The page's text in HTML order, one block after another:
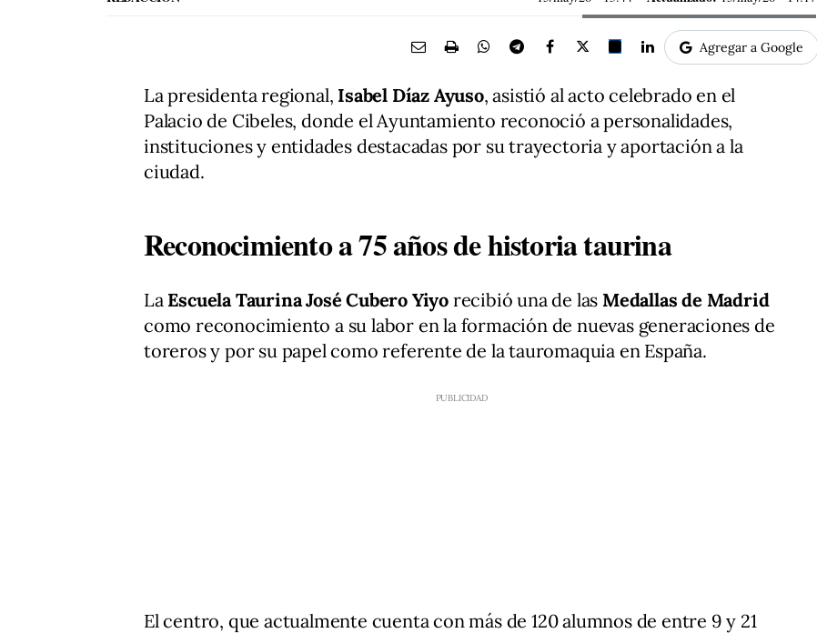
Agregar a Google
La presidenta regional, Isabel Díaz Ayuso, asistió al acto celebrado en el
Palacio de Cibeles, donde el Ayuntamiento reconoció a personalidades,
instituciones y entidades destacadas por su trayectoria y aportación a la
ciudad.
Reconocimiento a 75 años de historia taurina
La Escuela Taurina José Cubero Yiyo recibió una de las Medallas de Madrid
como reconocimiento a su labor en la formación de nuevas generaciones de
toreros y por su papel como referente de la tauromaquia en España.
El centro, que actualmente cuenta con más de 120 alumnos de entre 9 y 21